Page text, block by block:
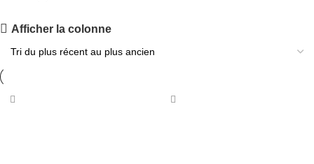
PANNEAU ACOUSTIQUE VITRÉ OR
Acheter maintenant
Afficher la colonne